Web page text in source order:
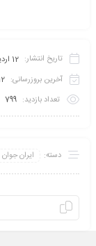
تاریخ انتشار: 12 اردیبهشت 1403
آخرین بروزرسانی: 12
تعداد بازدید: 799
دسته: ایران جوان